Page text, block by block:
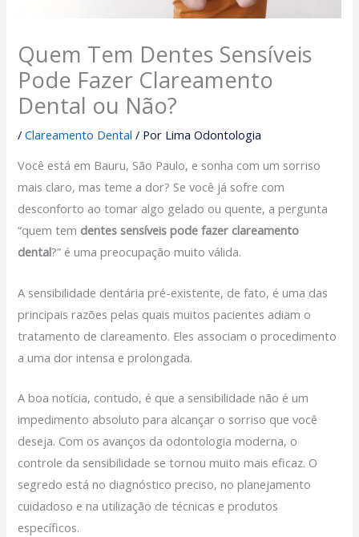
Quem Tem Dentes Sensíveis
Pode Fazer Clareamento
Dental ou Não?
/Clareamento Dental / Por Lima Odontologia
Você está em Bauru, São Paulo, e sonha com um sorriso
mais claro, mas teme a dor? Se você já sofre com
desconforto ao tomar algo gelado ou quente, a pergunta
“quem tem dentes sensíveis pode fazer clareamento
dental?” é uma preocupação muito válida.
A sensibilidade dentária pré-existente, de fato, é uma das
principais razões pelas quais muitos pacientes adiam o
tratamento de clareamento. Eles associam o procedimento
a uma dor intensa e prolongada.
A boa notícia, contudo, é que a sensibilidade não é um
impedimento absoluto para alcançar o sorriso que você
deseja. Com os avanços da odontologia moderna, o
controle da sensibilidade se tornou muito mais eficaz. O
segredo está no diagnóstico preciso, no planejamento
cuidadoso e na utilização de técnicas e produtos
específicos.